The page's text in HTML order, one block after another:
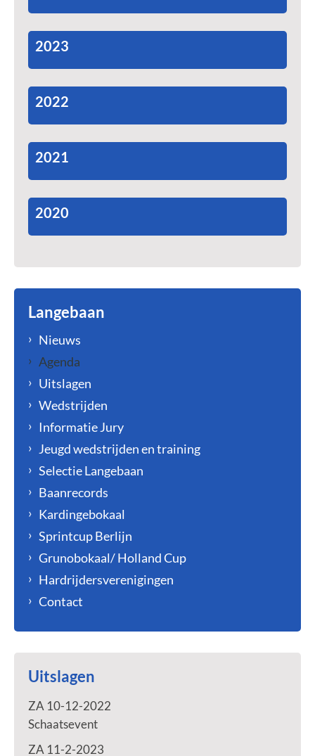
2023
2022
2021
2020
Langebaan
Nieuws
Agenda
Uitslagen
Wedstrijden
Informatie Jury
Jeugd wedstrijden en training
Selectie Langebaan
Baanrecords
Kardingebokaal
Sprintcup Berlijn
Grunobokaal/ Holland Cup
Hardrijdersverenigingen
Contact
Uitslagen
ZA 10-12-2022
Schaatsevent
ZA 11-2-2023